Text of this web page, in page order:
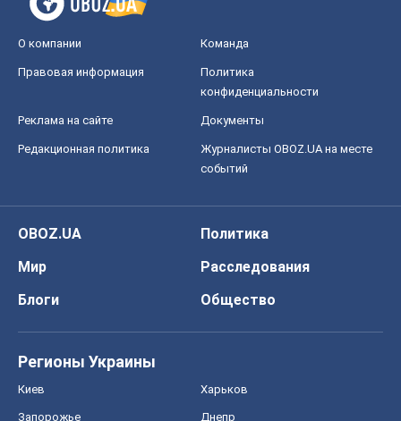
О компании Команда
Правовая информация
Политика
конфиденциальности
Реклама на сайте Документы
Редакционная политика
Журналисты OBOZ.UA на месте
событий
OBOZ.UA
Политика
Мир
Расследования
Блоги
Общество
Регионы Украины
Киев Харьков
Запорожье Днепр